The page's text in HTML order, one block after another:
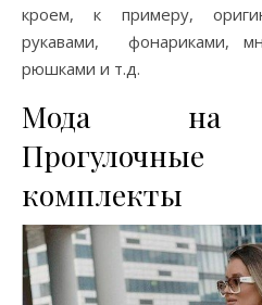
кроем, к примеру,
рукавами, фонариками,
рюшками и т.д.
Мода на
комплекты